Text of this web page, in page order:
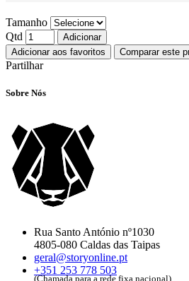
Tamanho
Qtd
Adicionar
Adicionar aos favoritos
Comparar este
Partilhar
Sobre Nós
Rua Santo António nº1030
4805-080 Caldas das Taipas
geral@storyonline.pt
+351 253 778 503
(Chamada para a rede fixa nacional)